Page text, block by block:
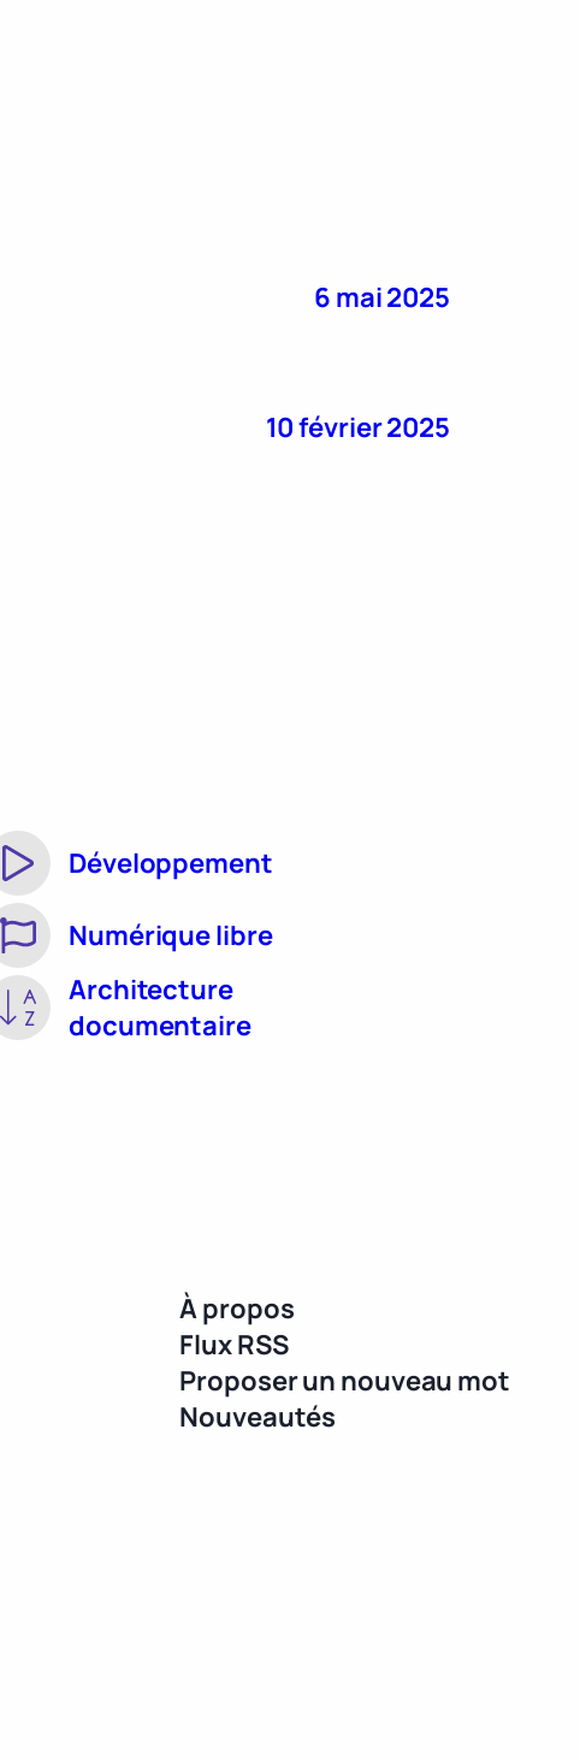
6 mai 2025
10 février 2025
Développement
Numérique libre
Architecture
documentaire
À propos
Flux RSS
Proposer un nouveau mot
Nouveautés